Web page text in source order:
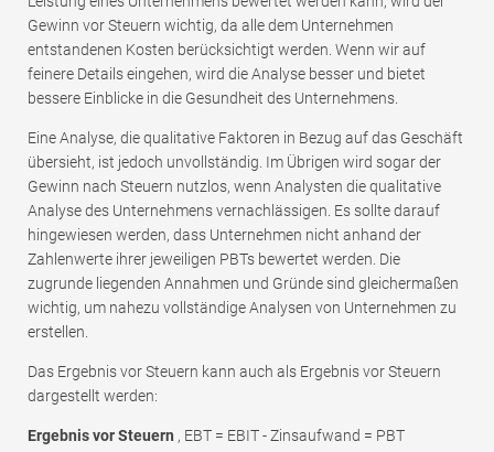
Gewinn vor Steuern wichtig, da alle dem Unternehmen
entstandenen Kosten berücksichtigt werden. Wenn wir auf
feinere Details eingehen, wird die Analyse besser und bietet
bessere Einblicke in die Gesundheit des Unternehmens.
Eine Analyse, die qualitative Faktoren in Bezug auf das Geschäft
übersieht, ist jedoch unvollständig. Im Übrigen wird sogar der
Gewinn nach Steuern nutzlos, wenn Analysten die qualitative
Analyse des Unternehmens vernachlässigen. Es sollte darauf
hingewiesen werden, dass Unternehmen nicht anhand der
Zahlenwerte ihrer jeweiligen PBTs bewertet werden. Die
zugrunde liegenden Annahmen und Gründe sind gleichermaßen
wichtig, um nahezu vollständige Analysen von Unternehmen zu
erstellen.
Das Ergebnis vor Steuern kann auch als Ergebnis vor Steuern
dargestellt werden:
Ergebnis vor Steuern , EBT = EBIT - Zinsaufwand = PBT